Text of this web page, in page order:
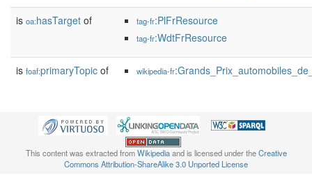
is oa:hasTarget of tag-fr:PlFrResource
tag-fr:WdtFrResource
is foaf:primaryTopic of wikipedia-fr
This content was extracted fromWikipediaand is licensed under theCreative
Commons Attribution-ShareAlike 3.0 Unported License